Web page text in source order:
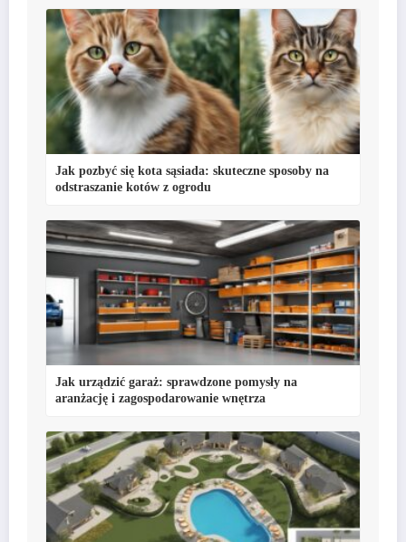
Jak pozbyć się kota sąsiada: skuteczne sposoby na
odstraszanie kotów z ogrodu
Jak urządzić garaż: sprawdzone pomysły na
aranżację i zagospodarowanie wnętrza